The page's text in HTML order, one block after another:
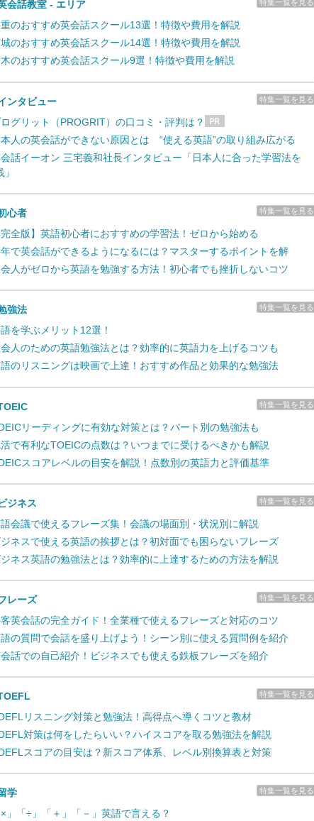
特集一覧を見る
会話教室 - エリア
のおすすめ英会話スクール13選！特徴や費用を解説
のおすすめ英会話スクール14選！特徴や費用を解説
のおすすめ英会話スクール9選！特徴や費用を解説
特集一覧を見る
ンタビュー
グリット（PROGRIT）の口コミ・評判は？
本人の英会話ができない原因とは “使える英語”の取り組み広がる
話イーオン 三宅義和社長インタビュー「日本人に合った学習法を
特集一覧を見る
心者
完全版】英語初心者におすすめの学習法！ゼロから始める
で英会話ができるようになるには？マスターするポイントを解
人がゼロから英語を勉強する方法！初心者でも挫折しないコツ
特集一覧を見る
強法
を学ぶメリット12選！
人のための英語勉強法とは？効率的に英語力を上げるコツも
のリスニングは映画で上達！おすすめ作品と効果的な勉強法
特集一覧を見る
リーディングに有効な対策とは？パート別の勉強法も
で有利なTOEICの点数は？いつまでに受けるべきかも解説
スコアレベルの目安を解説！点数別の英語力と評価基準
特集一覧を見る
ジネス
会議で使えるフレーズ集！会議の場面別・状況別に解説
ジネスで使える英語の挨拶とは？初対面でも困らないフレーズ
ジネス英語の勉強法とは？効率的に上達するための方法を解説
特集一覧を見る
レーズ
英会話の完全ガイド！全業種で使えるフレーズと対応のコツ
の質問で会話を盛り上げよう！シーン別に使える質問例を紹介
話での自己紹介！ビジネスでも使える鉄板フレーズを紹介
特集一覧を見る
リスニング対策と勉強法！高得点へ導くコツと教材
対策は何をしたらいい？ハイスコアを取る勉強法を解説
スコアの目安は？新スコア体系、レベル別換算表と対策
特集一覧を見る
学
×」「÷」「＋」「－」英語で言える？